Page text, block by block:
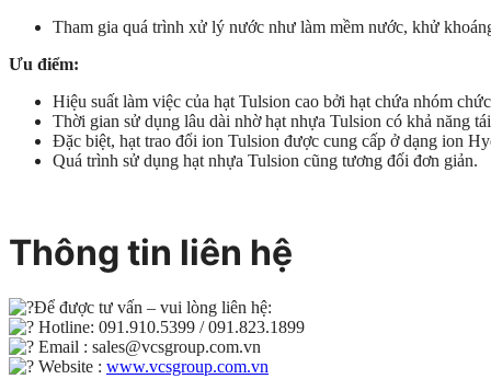
Tham gia quá trình xử lý nước như làm mềm nước, khử
Ưu điểm:
Hiệu suất làm việc của hạt Tulsion cao bởi hạt chứa nhóm
Thời gian sử dụng lâu dài nhờ hạt nhựa Tulsion có khả năng
Đặc biệt, hạt trao đổi ion Tulsion được cung cấp ở dạng ion
Quá trình sử dụng hạt nhựa Tulsion cũng tương đối đơn giản.
Thông tin liên hệ
Để được tư vấn – vui lòng liên hệ:
Hotline: 091.910.5399 / 091.823.1899
Email : sales@vcsgroup.com.vn
Website : www.vcsgroup.com.vn